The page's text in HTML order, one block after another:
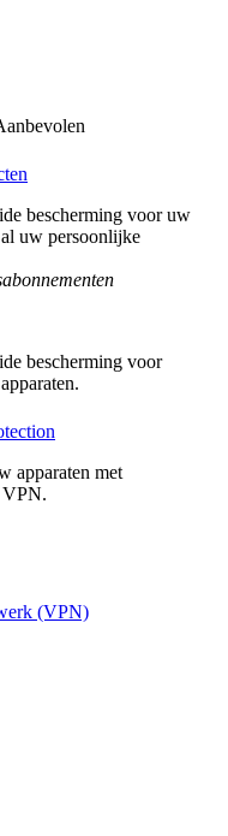
bescherming voor uw
uw persoonlijke
bescherming voor
apparaten met
VPN.
(VPN)